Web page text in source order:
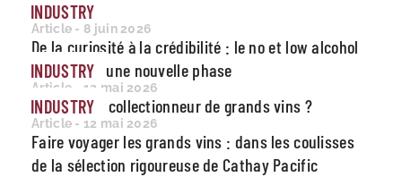
INDUSTRY
Article - 8 juin 2026
De la curiosité à la crédibilité : le no et low alcohol
entre dans une nouvelle phase
INDUSTRY
Article - 12 mai 2026
Qui devient collectionneur de grands vins ?
INDUSTRY
Article - 12 mai 2026
Faire voyager les grands vins : dans les coulisses
de la sélection rigoureuse de Cathay Pacific